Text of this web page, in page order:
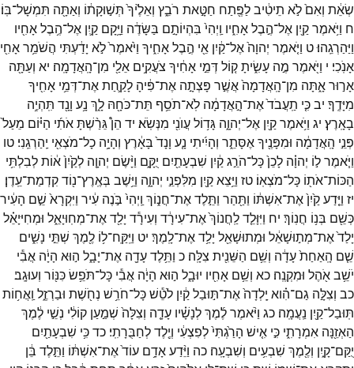
שְׂאֵ֔ת וְאִם֙לֹ֣א תֵיטִ֔יבלַפֶּ֖תַח חַטָּ֣את רֹבֵ֑ץ וְאֵלֶ֙יךָ֙ תְּשׁ֣וּקָת֔וֹ וְאַתָּ֖ה תִּמְשָׁל־בּֽוֹ׃
ח וַיֹּ֥אמֶרקַ֖יִן אֶל־הֶ֣בֶלאָחִ֑יו וַֽיְהִי֙ בִּהְיוֹתָ֣ם בַּשָּׂדֶ֔ה וַיָּ֥קָם קַ֛יִן אֶל־הֶ֥בֶלאָחִ֖יו
וַיַּהַרְגֵֽהוּ׃ט וַיֹּ֤אמֶר יְהוָה֙אֶל־קַ֔יִן אֵ֖י הֶ֣בֶלאָחִ֑יךָ וַיֹּ֙אמֶר֙לֹ֣א יָדַ֔עְתִּי הֲשֹׁמֵ֥ראָחִ֖י
אָנֹֽכִי׃ י וַיֹּ֖אמֶר מֶ֣ה עָשִׂ֑יתָק֚וֹלדְּמֵ֣י אָחִ֔יךָ צֹעֲקִ֥ים אֵלַ֖י מִן־הָֽאֲדָמָֽה׃ יא וְעַתָּ֖ה
אָר֣וּראָ֑תָּה מִן־הָֽאֲדָמָה֙אֲשֶׁ֣ר פָּצְתָ֣ה אֶת־פִּ֔יהָ לָקַ֛חַתאֶת־דְּמֵ֥י אָחִ֖יךָ
מִיָּדֶֽךָ׃ יבכִּ֤י תַֽעֲבֹד֙אֶת־הָ֣אֲדָמָ֔ה לֹֽא־תֹסֵ֥ף תֵּת־כֹּחָ֖הּ לָ֑ךְ נָ֥ע וָנָ֖ד תִּֽהְיֶ֥ה
בָאָֽרֶץ׃ יג וַיֹּ֥אמֶרקַ֖יִן אֶל־יְהוָ֑ה גָּד֥וֹלעֲוֺנִ֖י מִנְּשֹֽׂא׃ יד הֵן֩גֵּרַ֨שְׁתָּאֹתִ֜י הַיּ֗וֹם מֵעַל֙
פְּנֵ֣י הָֽאֲדָמָ֔ה וּמִפָּנֶ֖יךָאֶסָּתֵ֑ר וְהָיִ֜יתִי נָ֤ע וָנָד֙ בָּאָ֔רֶץ וְהָיָ֥ה כָל־מֹצְאִ֖י יַֽהַרְגֵֽנִי׃ טו
וַיֹּ֧אמֶרל֣וֹ יְהוָ֗ה לָכֵן֙כָּל־הֹרֵ֣גקַ֔יִן שִׁבְעָתַ֖יִם יֻקָּ֑ם וַיָּ֨שֶׂם יְהוָ֤ה לְקַ֙יִן֙א֔וֹתלְבִלְתִּ֥י
הַכּוֹת־אֹת֖וֹ כָּל־מֹצְאֽוֹ׃ טז וַיֵּ֥צֵאקַ֖יִן מִלִּפְנֵ֣י יְהוָ֑ה וַיֵּ֥שֶׁב בְּאֶֽרֶץ־נ֖וֹדקִדְמַת־עֵֽדֶן׃
יז וַיֵּ֤דַעקַ֙יִן֙אֶת־אִשְׁתּ֔וֹ וַתַּ֖הַר וַתֵּ֣לֶדאֶת־חֲנ֑וֹךְ וַֽיְהִי֙ בֹּ֣נֶה עִ֔יר וַיִּקְרָא֙ שֵׁ֣ם הָעִ֔יר
כְּשֵׁ֖ם בְּנ֥וֹ חֲנֽוֹךְ׃ יח וַיִּוָּלֵ֤דלַֽחֲנוֹךְ֙אֶת־עִירָ֔ד וְעִירָ֕ד יָלַ֖דאֶת־מְחֽוּיָאֵ֑ל וּמְחִיּיָאֵ֗ל
יָלַד֙אֶת־מְת֣וּשָׁאֵ֔ל וּמְתוּשָׁאֵ֖ל יָלַ֥דאֶת־לָֽמֶךְ׃ יט וַיִּֽקַּֽח־ל֥וֹ לֶ֖מֶךְ שְׁתֵּ֣י נָשִׁ֑ים
שֵׁ֤ם הָֽאַחַת֙עָדָ֔ה וְשֵׁ֥ם הַשֵּׁנִ֖ית צִלָּֽה׃ כ וַתֵּ֥לֶדעָדָ֖ה אֶת־יָבָ֑ל ה֣וּא הָיָ֔ה אֲבִ֕י
יֹשֵׁ֥באֹ֖הֶל וּמִקְנֶֽה׃ כא וְשֵׁ֥ם אָחִ֖יו יוּבָ֑ל ה֣וּא הָיָ֔ה אֲבִ֕י כָּל־תֹּפֵ֥שׂכִּנּ֖וֹר וְעוּגָֽב׃
כב וְצִלָּ֣ה גַם־הִ֗וא יָֽלְדָה֙אֶת־תּ֣וּבַלקַ֔יִן לֹטֵ֕שׁכָּל־חֹרֵ֥שׁ נְחֹ֖שֶׁת וּבַרְזֶ֑ל וַֽאֲח֥וֹת
תּֽוּבַל־קַ֖יִן נַֽעֲמָֽה׃ כג וַיֹּ֨אמֶרלֶ֜מֶךְלְנָשָׁ֗יו עָדָ֤ה וְצִלָּה֙ שְׁמַ֣עַן קוֹלִ֔י נְשֵׁ֣י לֶ֔מֶךְ
הַאְזֵ֖נָּה אִמְרָתִ֑י כִּ֣י אִ֤ישׁ הָרַ֙גְתִּי֙לְפִצְעִ֔י וְיֶ֖לֶדלְחַבֻּרָתִֽי׃ כדכִּ֥י שִׁבְעָתַ֖יִם
יֻקַּם־קָ֑יִן וְלֶ֖מֶךְ שִׁבְעִ֥ים וְשִׁבְעָֽה׃ כה וַיֵּ֨דַעאָדָ֥ם עוֹד֙אֶת־אִשְׁתּ֔וֹ וַתֵּ֣לֶד בֵּ֔ן